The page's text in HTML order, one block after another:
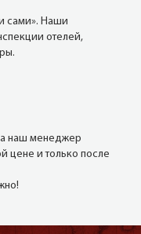
сами». Наши
отелей,
наш менеджер
цене и только после